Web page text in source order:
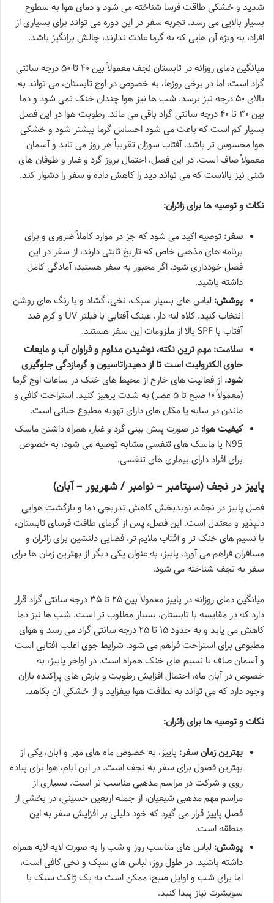
شدید و خشکی طاقت فرسا شناخته می شود و دمای هوا به سطوح
بسیار بالایی می رسد. تجربه سفر در این دوره می تواند برای بسیاری از
افراد، به ویژه آن هایی که به گرما عادت ندارند، چالش برانگیز باشد.
میانگین دمای روزانه در تابستان نجف معمولاً بین ۴۰ تا ۵۰ درجه سانتی
گراد است، اما در برخی روزها، به خصوص در اوج تابستان، می تواند به
بالای ۵۰ درجه نیز برسد. شب ها نیز هوا چندان خنک نمی شود و دما
بین ۳۰ تا ۴۰ درجه سانتی گراد باقی می ماند. رطوبت هوا در این فصل
بسیار کم است که باعث می شود احساس گرما بیشتر شود و خشکی
هوا محسوس تر باشد. آفتاب سوزان تقریباً هر روز می تابد و آسمان
معمولاً صاف است. در این فصل، احتمال بروز گرد و غبار و طوفان های
شنی نیز بالاست که می تواند دید را کاهش داده و سفر را دشوار کند.
نکات و توصیه ها برای زائران:
سفر: توصیه اکید می شود که جز در موارد کاملاً ضروری و برای
برنامه های مذهبی خاص که تاریخ ثابتی دارند، از سفر در این
فصل خودداری شود. اگر مجبور به سفر هستید، آمادگی کامل
داشته باشید.
پوشش: لباس های بسیار سبک، نخی، گشاد و با رنگ های روشن
انتخاب کنید. کلاه لبه دار، عینک آفتابی با فیلتر UV و کرم ضد
آفتاب با SPF بالا از ملزومات این سفر هستند.
سلامت: مهم ترین نکته، نوشیدن مداوم و فراوان آب و مایعات
حاوی الکترولیت است تا از دهیدراتاسیون و گرمازدگی جلوگیری
شود. از فعالیت های خارج از محیط های خنک در ساعات اوج گرما
(معمولاً ۱۰ صبح تا ۵ عصر) به شدت پرهیز کنید. استراحت کافی و
ماندن در سایه یا مکان های دارای تهویه مطبوع حیاتی است.
کیفیت هوا: در صورت پیش بینی گرد و غبار، همراه داشتن ماسک
N95 یا ماسک های تنفسی مشابه توصیه می شود، به خصوص
برای افراد دارای بیماری های تنفسی.
پاییز در نجف (سپتامبر – نوامبر / شهریور – آبان)
فصل پاییز در نجف، نویدبخش کاهش تدریجی دما و بازگشت هوایی
دلپذیر و معتدل است. این فصل، پس از گرمای طاقت فرسای تابستان،
با نسیم های خنک تر و آفتاب ملایم تر، فضایی دلنشین برای زائران و
مسافران فراهم می آورد. پاییز، به عنوان یکی دیگر از بهترین زمان ها برای
سفر به نجف شناخته می شود.
میانگین دمای روزانه در پاییز معمولاً بین ۲۵ تا ۳۵ درجه سانتی گراد قرار
دارد که در مقایسه با تابستان، بسیار مطلوب تر است. شب ها نیز دما
کاهش می یابد و به حدود ۱۵ تا ۲۵ درجه سانتی گراد می رسد و هوای
مطبوعی برای استراحت فراهم می شود. شرایط جوی اغلب آفتابی است
و آسمان صاف با نسیم های خنک همراه است. در اواخر پاییز، به
خصوص در آبان ماه، احتمال افزایش رطوبت و بارش های پراکنده باران
وجود دارد که می تواند به لطافت هوا بیفزاید و از خشکی آن بکاهد.
نکات و توصیه ها برای زائران:
بهترین زمان سفر: پاییز، به خصوص ماه های مهر و آبان، یکی از
بهترین فصول برای سفر به نجف است. در این ایام، هوا برای پیاده
روی و شرکت در مراسم مذهبی مناسب تر است. بسیاری از
مراسم مهم مذهبی شیعیان، از جمله اربعین حسینی، در بخشی از
فصل پاییز قرار می گیرد که خود دلیلی بر افزایش سفر به این
منطقه است.
پوشش: لباس های مناسب روز و شب را به صورت لایه لایه همراه
داشته باشید. در طول روز، لباس های سبک و نخی کافی است،
اما برای شب و اوایل صبح، ممکن است به یک ژاکت سبک یا
سویشرت نیاز پیدا کنید.